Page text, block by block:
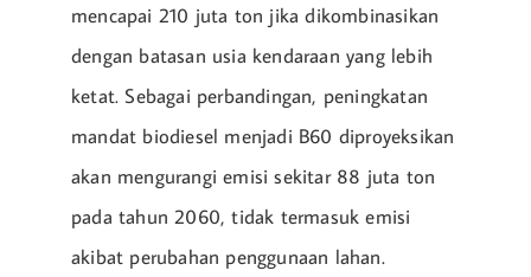
mencapai 210 juta ton jika dikombinasikan
dengan batasan usia kendaraan yang lebih
ketat. Sebagai perbandingan, peningkatan
mandat biodiesel menjadi B60 diproyeksikan
akan mengurangi emisi sekitar 88 juta ton
pada tahun 2060, tidak termasuk emisi
akibat perubahan penggunaan lahan.